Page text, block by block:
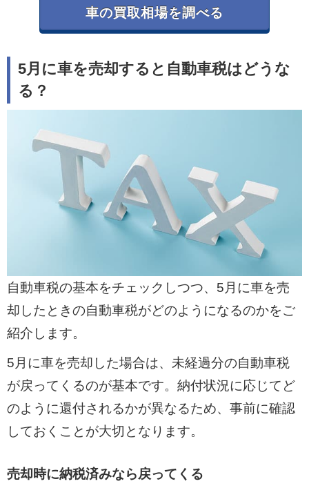
車の買取相場を調べる
5月に車を売却すると自動車税はどうな
る？
自動車税の基本をチェックしつつ、5月に車を売
却したときの自動車税がどのようになるのかをご
紹介します。
5月に車を売却した場合は、未経過分の自動車税
が戻ってくるのが基本です。納付状況に応じてど
のように還付されるかが異なるため、事前に確認
しておくことが大切となります。
売却時に納税済みなら戻ってくる